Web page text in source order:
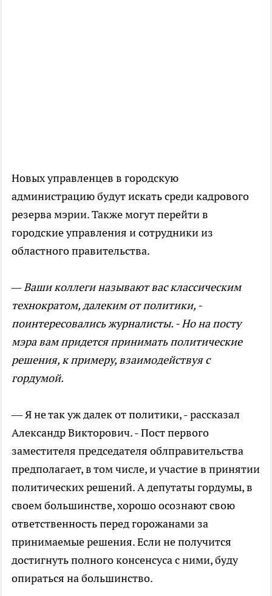
Новых управленцев в городскую
администрацию будут искать среди кадрового
резерва мэрии. Также могут перейти в
городские управления и сотрудники из
областного правительства.
— Ваши коллеги называют вас классическим
технократом, далеким от политики, -
поинтересовались журналисты. - Но на посту
мэра вам придется принимать политические
решения, к примеру, взаимодействуя с
гордумой.
— Я не так уж далек от политики, - рассказал
Александр Викторович. - Пост первого
заместителя председателя облправительства
предполагает, в том числе, и участие в принятии
политических решений. А депутаты гордумы, в
своем большинстве, хорошо осознают свою
ответственность перед горожанами за
принимаемые решения. Если не получится
достигнуть полного консенсуса с ними, буду
опираться на большинство.